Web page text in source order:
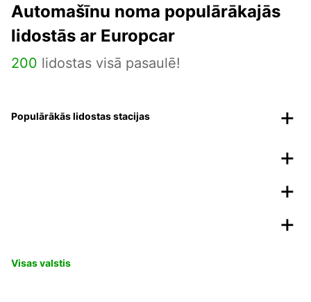
Automašīnu noma populārākajās
lidostās ar Europcar
200 lidostas visā pasaulē!
Populārākās lidostas stacijas
Visas valstis